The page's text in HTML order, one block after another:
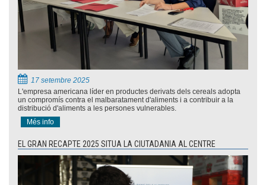
17 setembre 2025
L'empresa americana líder en productes derivats dels cereals adopta
un compromís contra el malbaratament d'aliments i a contribuir a la
distribució d'aliments a les persones vulnerables.
Més info
EL GRAN RECAPTE 2025 SITUA LA CIUTADANIA AL CENTRE